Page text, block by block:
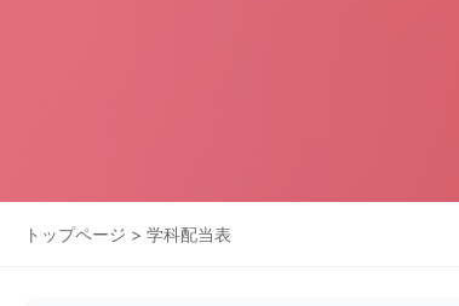
トップページ > 学科配当表